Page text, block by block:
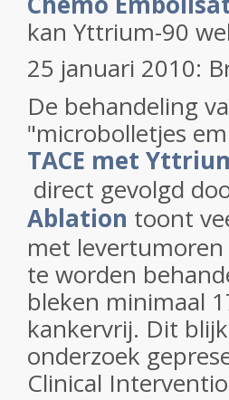
kan Yttrium-90
25 januari 2010:
De behandeling
"microbolletjes
TACE met
direct gevolgd
Ablation toont
met
te worden
bleken minimaal
kankervrij. Dit
onderzoek
Clinical